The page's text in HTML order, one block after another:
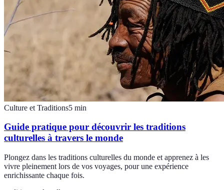
Culture et Traditions5 min
Guide pratique pour découvrir les traditions
culturelles à travers le monde
Plongez dans les traditions culturelles du monde et apprenez à les
vivre pleinement lors de vos voyages, pour une expérience
enrichissante chaque fois.